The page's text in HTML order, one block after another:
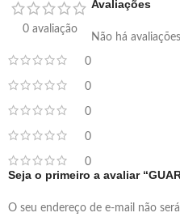
0 avaliação
0
0
0
0
0
Avaliações
Não há
Seja o primeiro a avaliar
O seu endereço de e-mail não